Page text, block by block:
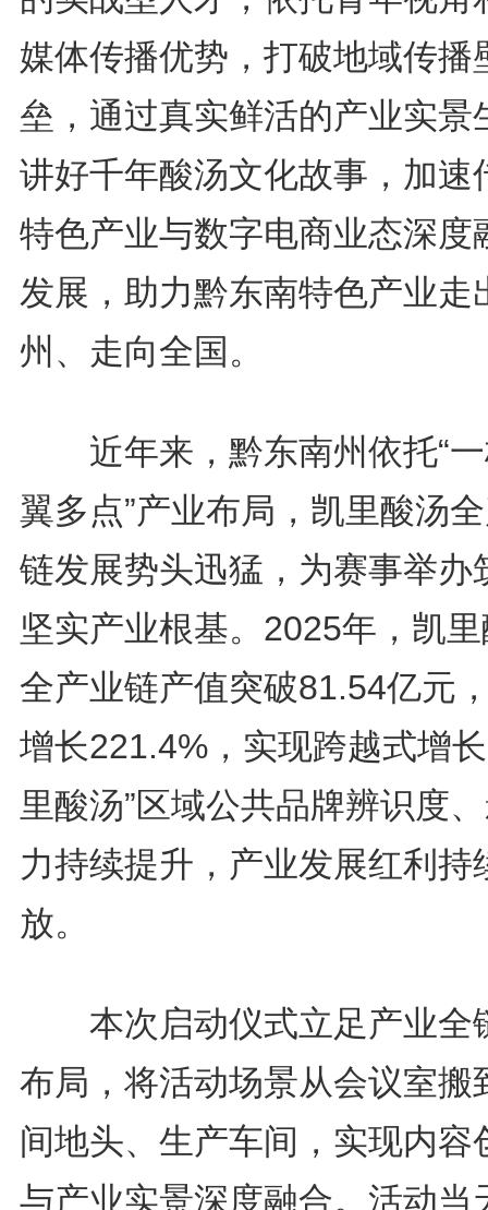
媒体传播优势，打破地域传播
垒，通过真实鲜活的产业实景
讲好千年酸汤文化故事，加速
特色产业与数字电商业态深度
发展，助力黔东南特色产业走
州、走向全国。
近年来，黔东南州依托“一
翼多点”产业布局，凯里酸汤
链发展势头迅猛，为赛事举办
坚实产业根基。2025年，凯
全产业链产值突破81.54亿元
增长221.4%，实现跨越式增
里酸汤”区域公共品牌辨识度
力持续提升，产业发展红利持
放。
本次启动仪式立足产业全
布局，将活动场景从会议室搬
间地头、生产车间，实现内容
与产业实景深度融合。活动当